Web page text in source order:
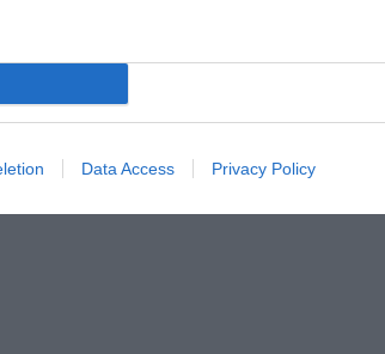
Data Access Privacy Policy